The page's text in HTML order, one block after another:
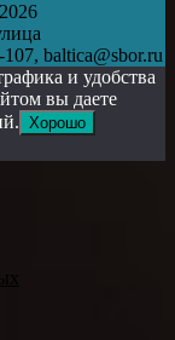
baltica@sbor.ru
и удобства
вы даете
Хорошо